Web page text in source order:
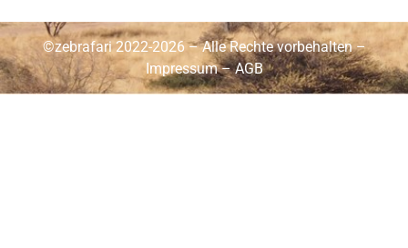
©zebrafari 2022-2026 – Alle Rechte vorbehalten –
Impressum–AGB